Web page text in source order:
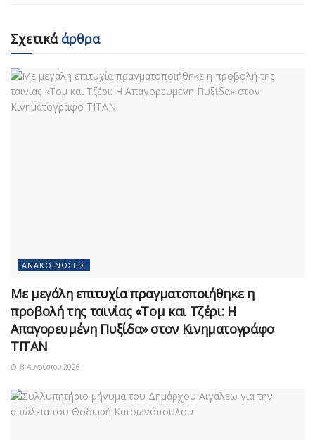
Σχετικάάρθρα
ΑΝΑΚΟΙΝΏΣΕΙΣ
Με μεγάλη επιτυχία πραγματοποιήθηκε η
προβολή της ταινίας «Τομ και Τζέρι: Η
Απαγορευμένη Πυξίδα» στον Κινηματογράφο
ΤΙΤΑΝ
8 Αυγούστου 2026